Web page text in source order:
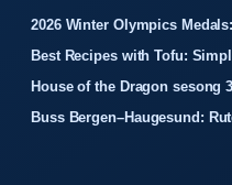
2026 Winter Olympics
Best Recipes with Tofu:
House of the Dragon sesong
Buss Bergen–Haugesund: